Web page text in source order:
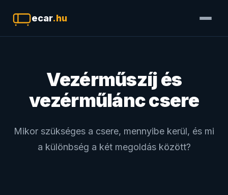
ecar.hu
Vezérműszíj és
vezérműlánc csere
Mikor szükséges a csere, mennyibe kerül, és mi
a különbség a két megoldás között?